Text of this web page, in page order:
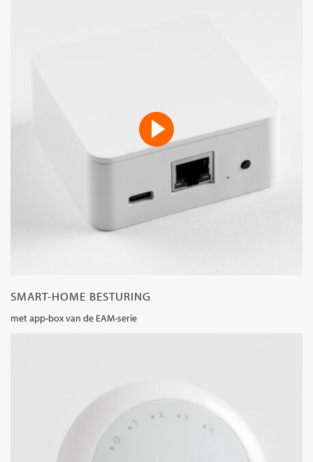
SMART-HOME BESTURING
met app-box van de EAM-serie